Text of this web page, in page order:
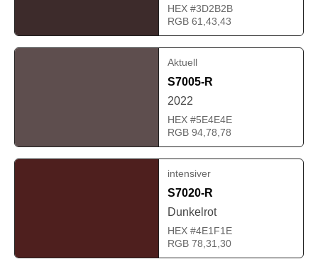
HEX #3D2B2B
RGB 61,43,43
Aktuell
S7005-R
2022
HEX #5E4E4E
RGB 94,78,78
intensiver
S7020-R
Dunkelrot
HEX #4E1F1E
RGB 78,31,30